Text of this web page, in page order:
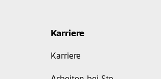
Karriere
Karriere